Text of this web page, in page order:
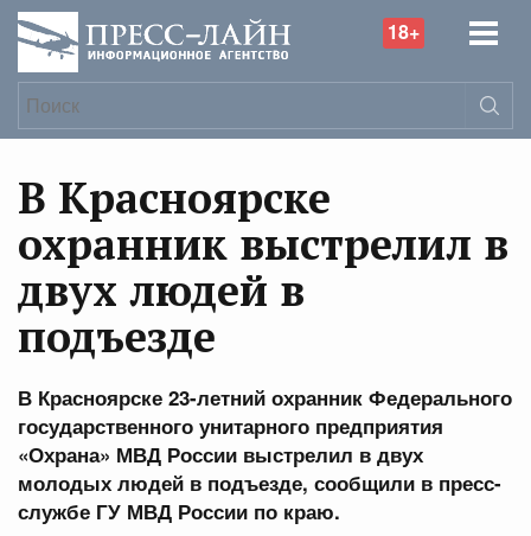
18+
В Красноярске
охранник выстрелил в
двух людей в
подъезде
В Красноярске 23-летний охранник Федерального
государственного унитарного предприятия
«Охрана» МВД России выстрелил в двух
молодых людей в подъезде, сообщили в пресс-
службе ГУ МВД России по краю.